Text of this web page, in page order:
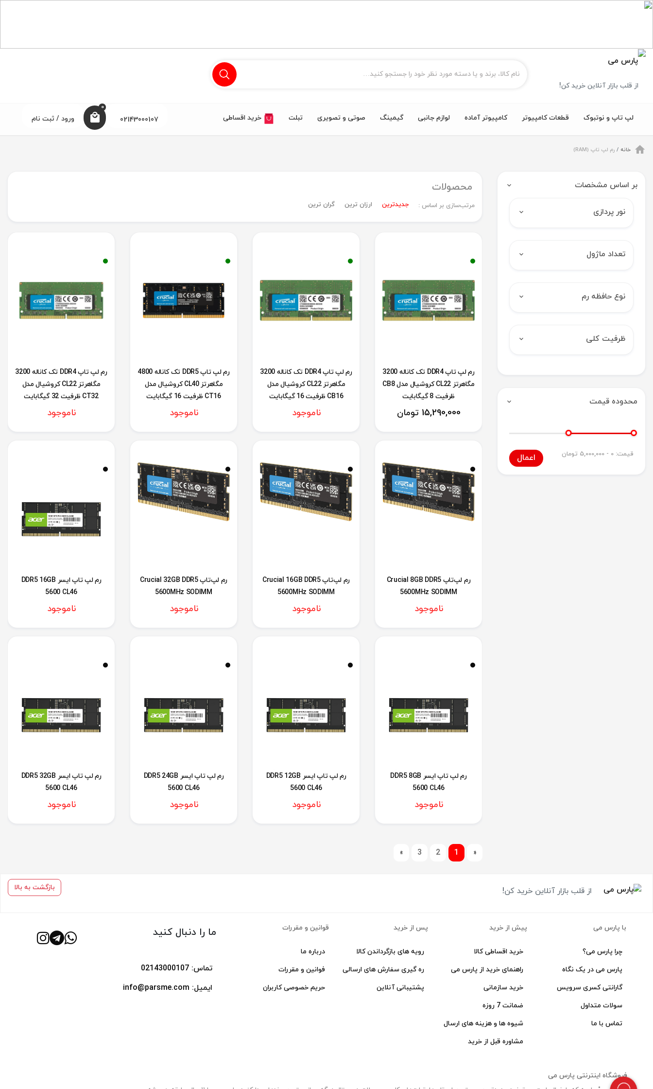
از قلب بازار آنلاین خرید کن!
لپ تاپ و نوتبوک قطعات کامپیوتر کامپیوتر آماده لوازم جانبی گیمینگ صوتی و تصویری تبلت خرید اقساطی ورود / ثبت نام
0
02143000107
خانه رم لپ تاپ (RAM)
بر اساس مشخصات
نور پردازی
تعداد ماژول
نوع حافظه رم
ظرفیت کلی
محدوده قیمت
قیمت: 0 - 5,000,000 تومان اعمال
محصولات
مرتب‌سازی بر اساس : جدیدترین ارزان ترین گران ترین
رم لپ تاپ DDR4 تک کاناله 3200
مگاهرتز CL22 کروشیال مدل CB8
ظرفیت 8 گیگابایت
15,290,000 تومان
رم لپ تاپ DDR4 تک کاناله 3200
مگاهرتز CL22 کروشیال مدل
CB16 ظرفیت 16 گیگابایت
ناموجود
رم لپ تاپ DDR5 تک کاناله 4800
مگاهرتز CL40 کروشیال مدل
CT16 ظرفیت 16 گیگابایت
ناموجود
رم لپ تاپ DDR4 تک کاناله 3200
مگاهرتز CL22 کروشیال مدل
CT32 ظرفیت 32 گیگابایت
ناموجود
رم لپ‌تاپ Crucial 8GB DDR5
5600MHz SODIMM
ناموجود
رم لپ‌تاپ Crucial 16GB DDR5
5600MHz SODIMM
ناموجود
رم لپ‌تاپ Crucial 32GB DDR5
5600MHz SODIMM
ناموجود
رم لپ تاپ ایسر DDR5 16GB
5600 CL46
ناموجود
رم لپ تاپ ایسر DDR5 8GB
5600 CL46
ناموجود
رم لپ تاپ ایسر DDR5 12GB
5600 CL46
ناموجود
رم لپ تاپ ایسر DDR5 24GB
5600 CL46
ناموجود
رم لپ تاپ ایسر DDR5 32GB
5600 CL46
ناموجود
«
1
2
3
»
از قلب بازار آنلاین خرید کن! بازگشت به بالا
با پارس می
چرا پارس می؟
پارس می در یک نگاه
گارانتی کسری سرویس
سولات متداول
تماس با ما
پیش از خرید
خرید اقساطی کالا
راهنمای خرید از پارس می
خرید سازمانی
ضمانت 7 روزه
شیوه ها و هزینه های ارسال
مشاوره قبل از خرید
پس از خرید
رویه های بازگرداندن کالا
ره گیری سفارش های ارسالی
پشتیبانی آنلاین
قوانین و مقررات
درباره ما
فوانین و مقررات
حریم خصوصی کاربران
ما را دنبال کنید
تماس: 02143000107
ایمیل: info@parsme.com
فروشگاه اینترنتی پارس می